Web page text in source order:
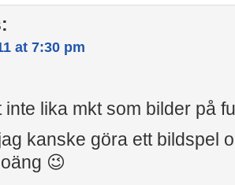
at 7:30 pm
inte lika mkt som bilder på
kanske göra ett bildspel
😉